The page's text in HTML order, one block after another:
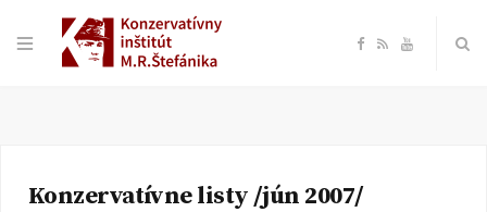
F R Y
Konzervatívne listy /jún 2007/